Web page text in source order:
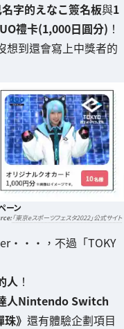
字的えなこ簽名板與1
禮卡(1,000日圓分) ！
想到還會寫上中獎者的
ーン
「東京eスポーツフェスタ2022」公式サイト
・・・，不過「TOKY
人 ！
人Nintendo Switch
》 還有體驗企劃項目